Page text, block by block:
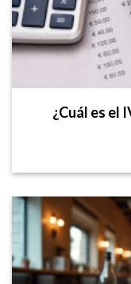
¿Cuál es el